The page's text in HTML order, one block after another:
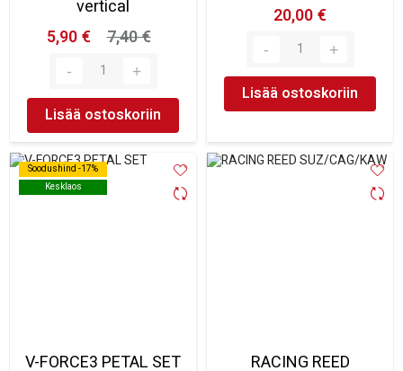
vertical
5,90 €
7,40 €
Lisää ostoskoriin
20,00 €
Lisää ostoskoriin
Soodushind -17%
Kesklaos
Soodushind -17%
Kesklaos
V-FORCE3 PETAL SET
RACING REED